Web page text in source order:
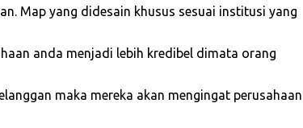
Map yang didesain khusus sesuai institusi yang
anda menjadi lebih kredibel dimata orang
maka mereka akan mengingat perusahaan